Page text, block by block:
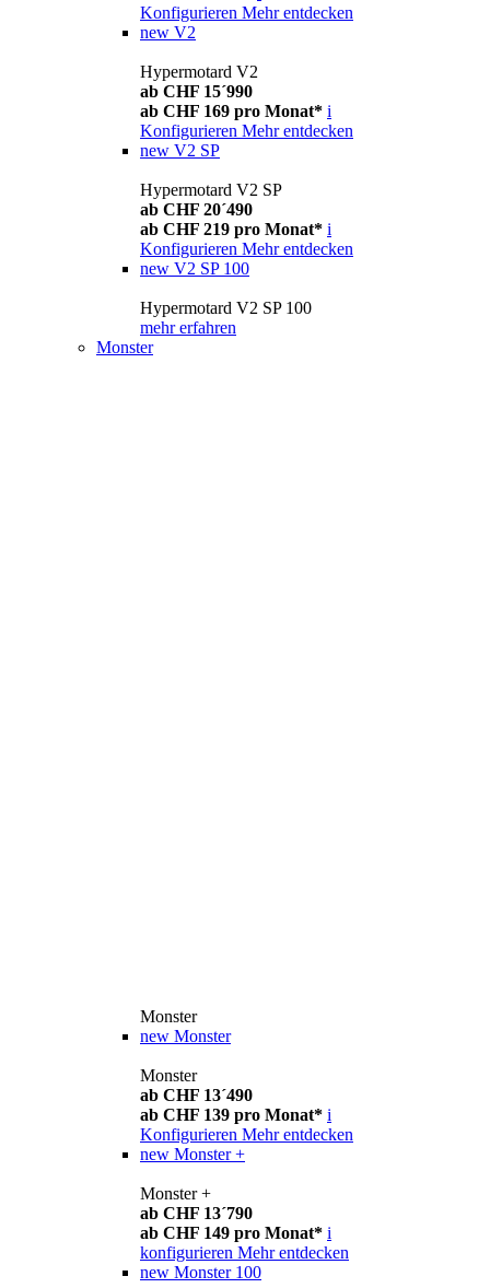
Konfigurieren Mehr entdecken
new V2
Hypermotard V2
ab CHF 15´990
ab CHF 169 pro Monat* i
Konfigurieren Mehr entdecken
new V2 SP
Hypermotard V2 SP
ab CHF 20´490
ab CHF 219 pro Monat* i
Konfigurieren Mehr entdecken
new V2 SP 100
Hypermotard V2 SP 100
mehr erfahren
Monster
Monster
new Monster
Monster
ab CHF 13´490
ab CHF 139 pro Monat* i
Konfigurieren Mehr entdecken
new Monster +
Monster +
ab CHF 13´790
ab CHF 149 pro Monat* i
konfigurieren Mehr entdecken
new Monster 100